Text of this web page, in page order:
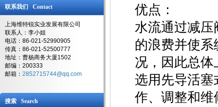
联系我们 Contact
上海维特锐实业发展有限公司
联系人：李小姐
电话：86-021-52990905
传真：86-021-52500777
地址：曹杨商务大厦1502
邮编：200333
邮箱： 2852715744@qq.com
搜索 Search
优点：
水流通过减
的浪费并使
况，因此总
选用先导活
作、调整和